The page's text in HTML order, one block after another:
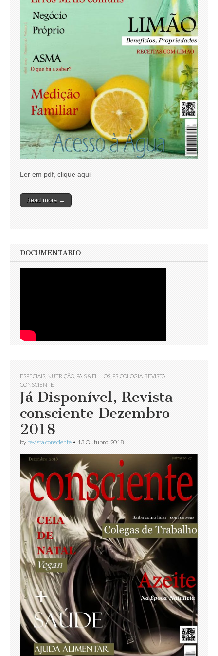
Ler em pdf, clique aqui
Read more →
DOCUMENTARIO
ESPECIAIS NUTRIÇÃO PAIS & FILHOS PSICOLOGIA REVISTA
CONSCIENTE
Já Disponível, Revista
consciente Dezembro
2018
by revista consciente • 13 Outubro, 2018